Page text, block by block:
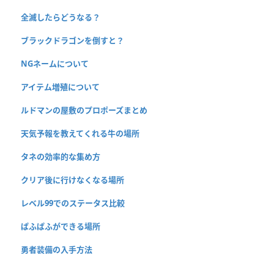
全滅したらどうなる？
ブラックドラゴンを倒すと？
NGネームについて
アイテム増殖について
ルドマンの屋敷のプロポーズまとめ
天気予報を教えてくれる牛の場所
タネの効率的な集め方
クリア後に行けなくなる場所
レベル99でのステータス比較
ぱふぱふができる場所
勇者装備の入手方法